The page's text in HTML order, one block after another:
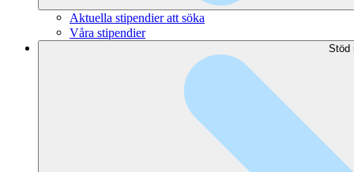
Aktuella stipendier att söka
Våra stipendier
Stöd